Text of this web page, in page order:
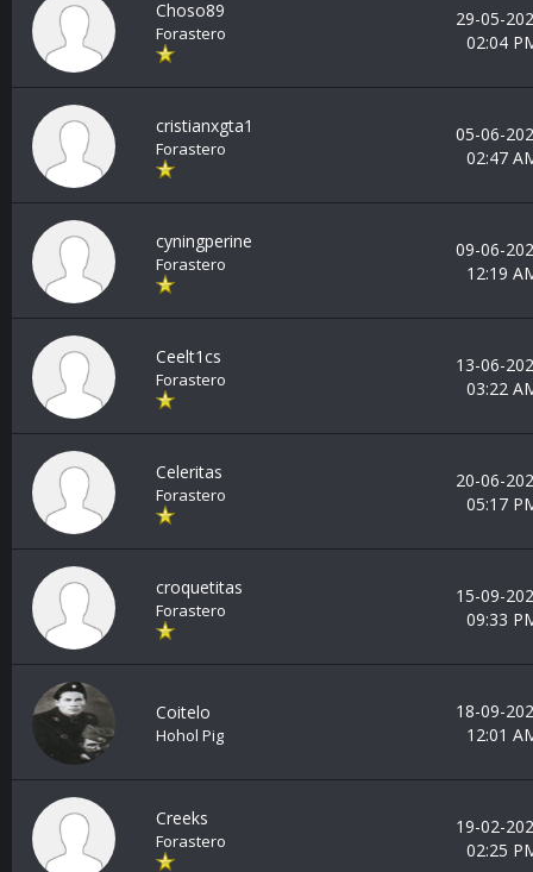
Choso89
Forastero
29-05-
02:04
cristianxgta1
Forastero
05-06-
02:47
cyningperine
Forastero
09-06-
12:19
Ceelt1cs
Forastero
13-06-
03:22
Celeritas
Forastero
20-06-
05:17
croquetitas
Forastero
15-09-
09:33
Coitelo
Hohol Pig
18-09-
12:01
Creeks
Forastero
19-02-
02:25